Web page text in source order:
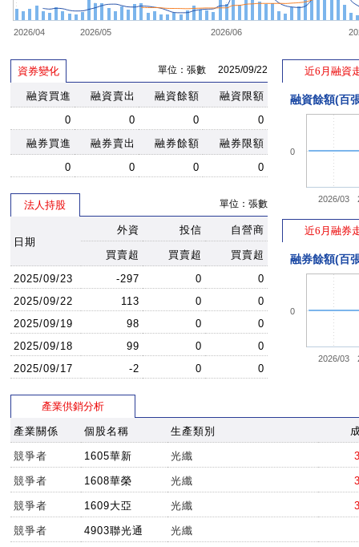
2026/04 2026/05 2026/06
資券變化 單位：張數 2025/09/22
融資買進 融資賣出 融資餘額
融資限額
0
0 0
0
融券買進
融券賣出 融券餘額
融券限額
0
0 0 0
法人持股 單位：張數
日期
外資 投信 自營商
買賣超 買賣超
買賣超
2025/09/23
-297 0
0
2025/09/22
113 0
0
2025/09/19
98 0
0
2025/09/18
99 0
0
2025/09/17
-2 0 0
近6月融資
融資餘額(百
2026/03
0
近6月融券
融券餘額(百
2026/03
0
產業供銷分析
產業關係 個股名稱 生產類別
競爭者 1605華新 光纖
競爭者 1608華榮 光纖
競爭者 1609大亞 光纖
競爭者 4903聯光通 光纖